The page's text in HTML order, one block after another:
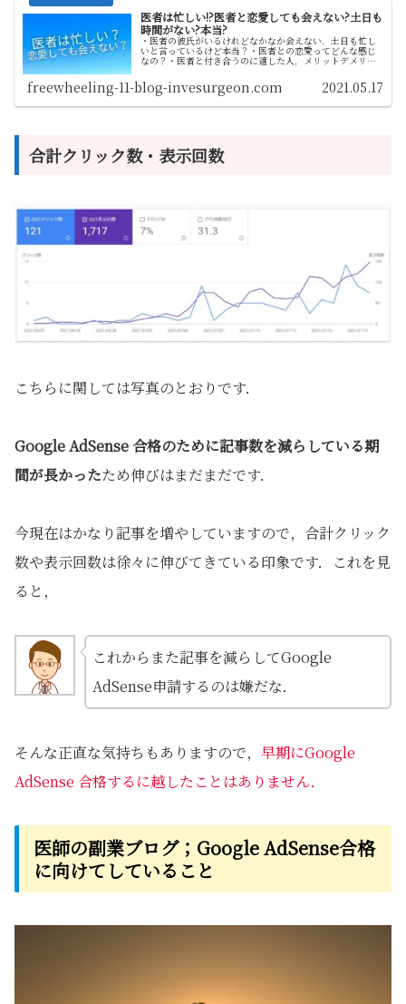
医者は忙しい!?医者と恋愛しても会えない?土日も
時間がない?本当?
・医者の彼氏がいるけれどなかなか会えない．土日も忙し
いと言っているけど本当？・医者との恋愛ってどんな感じ
なの？・医者と付き合うのに適した人，メリットデメリッ
います．私は消化器外科で勤務医と...
freewheeling-11-blog-invesurgeon.com 2021.05.17
合計クリック数・表示回数
こちらに関しては写真のとおりです．
Google AdSense 合格のために記事数を減らしている期
間が長かったため伸びはまだまだです．
今現在はかなり記事を増やしていますので，合計クリック
数や表示回数は徐々に伸びてきている印象です．これを見
ると，
これからまた記事を減らしてGoogle
AdSense申請するのは嫌だな．
そんな正直な気持ちもありますので， 早期にGoogle
AdSense 合格するに越したことはありません．
医師の副業ブログ；Google AdSense合格
に向けてしていること